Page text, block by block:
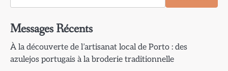
Messages Récents
À la découverte de l’artisanat local de Porto : des
azulejos portugais à la broderie traditionnelle